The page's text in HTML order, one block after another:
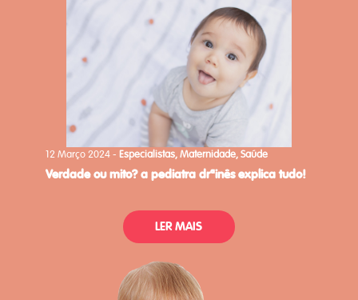
12 Março 2024 -Especialistas, Maternidade, Saúde
verdade ou mito? a pediatra drªinês explica tudo!
LER MAIS